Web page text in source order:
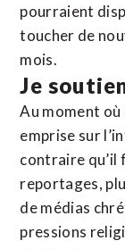
pourraient
toucher de
mois.
Je
Au moment
emprise sur
contraire qu’il
reportages,
de médias
pressions